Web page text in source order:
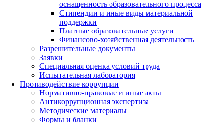
оснащенность образовательного процесса
Стипендии и иные виды материальной
поддержки
Платные образовательные услуги
Финансово-хозяйственная деятельность
Разрешительные документы
Заявки
Специальная оценка условий труда
Испытательная лаборатория
Противодействие коррупции
Нормативно-правовые и иные акты
Антикоррупционная экспертиза
Методические материалы
Формы и бланки